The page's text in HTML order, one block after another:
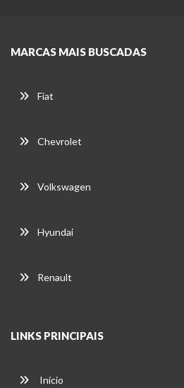
MARCAS MAIS BUSCADAS
Fiat
Chevrolet
Volkswagen
Hyundai
Renault
LINKS PRINCIPAIS
Início